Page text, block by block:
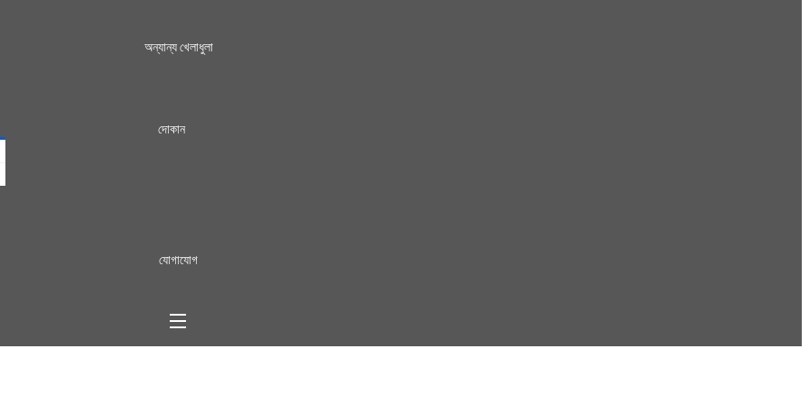
অন্যান্য খেলাধুলা
দোকান
যোগাযোগ